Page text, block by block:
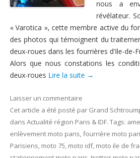
nous a
révélateur.
« Varotica », cette membre active du
des photos qui témoignent du
deux-roues dans les fourrières d’Ile-de-
Alors que nous constations les
deux-roues Lire la suite →
Laisser un commentaire
Cet article a été posté par Grand
dans Actualité région Paris & IDF. Tags:
enlèvement moto paris,fourrière moto
Parisiens, moto 75, moto idf, moto ile de